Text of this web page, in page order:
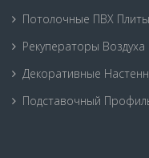
Потолочные ПВХ Плиты
Рекуператоры Воздуха
Декоративные
Подставочный